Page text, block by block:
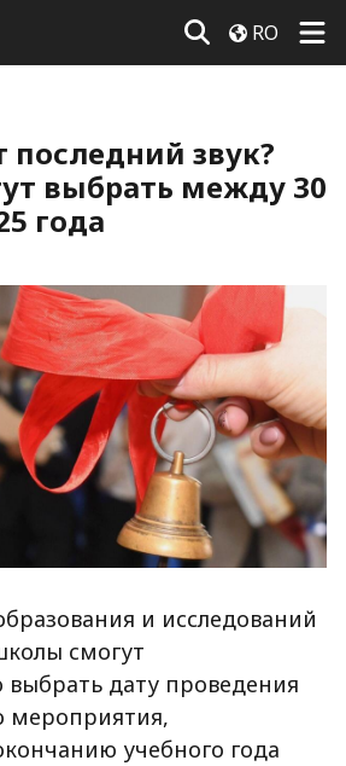
RO
последний звук?
выбрать между 30
года
и исследований
смогут
выбрать дату проведения
мероприятия,
учебного года